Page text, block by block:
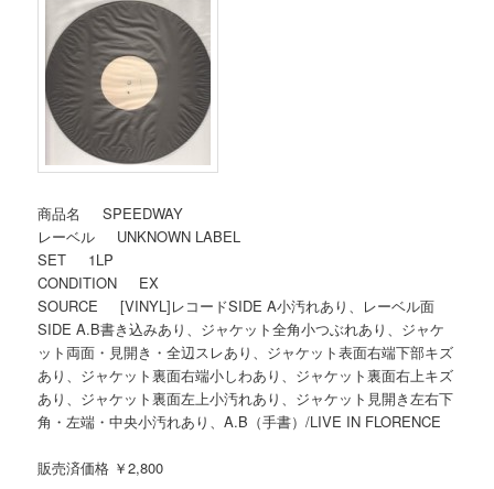
商品名 SPEEDWAY
レーベル UNKNOWN LABEL
SET 1LP
CONDITION EX
SOURCE [VINYL]レコードSIDE A小汚れあり、レーベル面
SIDE A.B書き込みあり、ジャケット全角小つぶれあり、ジャケ
ット両面・見開き・全辺スレあり、ジャケット表面右端下部キズ
あり、ジャケット裏面右端小しわあり、ジャケット裏面右上キズ
あり、ジャケット裏面左上小汚れあり、ジャケット見開き左右下
角・左端・中央小汚れあり、A.B（手書）/LIVE IN FLORENCE
販売済価格 ￥2,800